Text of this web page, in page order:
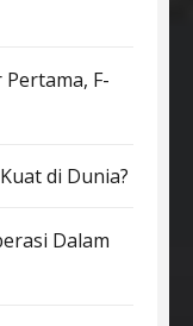
F-
di Dunia?
Dalam